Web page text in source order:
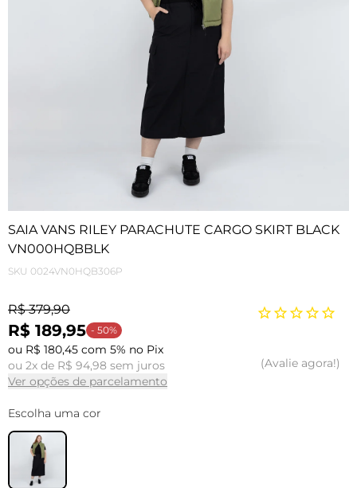
SAIA VANS RILEY PARACHUTE CARGO SKIRT BLACK
VN000HQBBLK
SKU 0024VN0HQB306P
R$ 379,90
R$ 189,95 - 50%
ou R$ 180,45 com 5% no Pix
ou 2x de R$ 94,98 sem juros
Ver opções de parcelamento
Avalie agora!
Escolha uma cor